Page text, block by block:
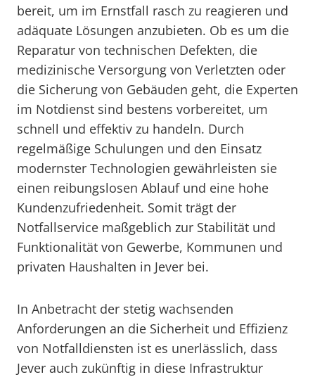
bereit, um im Ernstfall rasch zu reagieren und
adäquate Lösungen anzubieten. Ob es um die
Reparatur von technischen Defekten, die
medizinische Versorgung von Verletzten oder
die Sicherung von Gebäuden geht, die Experten
im Notdienst sind bestens vorbereitet, um
schnell und effektiv zu handeln. Durch
regelmäßige Schulungen und den Einsatz
modernster Technologien gewährleisten sie
einen reibungslosen Ablauf und eine hohe
Kundenzufriedenheit. Somit trägt der
Notfallservice maßgeblich zur Stabilität und
Funktionalität von Gewerbe, Kommunen und
privaten Haushalten in Jever bei.
In Anbetracht der stetig wachsenden
Anforderungen an die Sicherheit und Effizienz
von Notfalldiensten ist es unerlässlich, dass
Jever auch zukünftig in diese Infrastruktur